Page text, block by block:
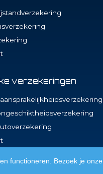
functioneren. Bezoek je
verzekeringen